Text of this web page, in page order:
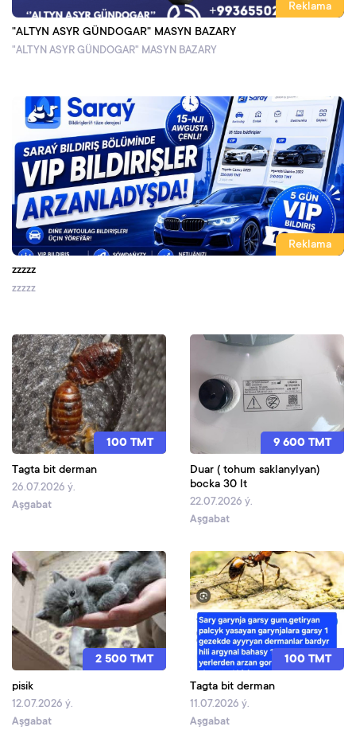
Reklama
"ALTYN ASYR GÜNDOGAR" MASYN BAZARY
"ALTYN ASYR GÜNDOGAR" MASYN BAZARY
Reklama
zzzzz
zzzzz
100 TMT
Tagta bit derman
26.07.2026 ý.
Aşgabat
9 600 TMT
Duar ( tohum saklanylyan)
bocka 30 lt
22.07.2026 ý.
Aşgabat
2 500 TMT
pisik
12.07.2026 ý.
Aşgabat
100 TMT
Tagta bit derman
11.07.2026 ý.
Aşgabat